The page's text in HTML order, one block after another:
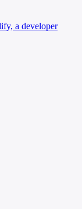
a developer